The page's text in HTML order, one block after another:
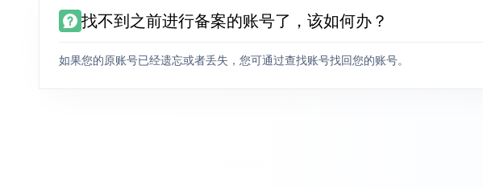
找不到之前进行备案的账号了，该如何办？
如果您的原账号已经遗忘或者丢失，您可通过查找账号找回您的账号。